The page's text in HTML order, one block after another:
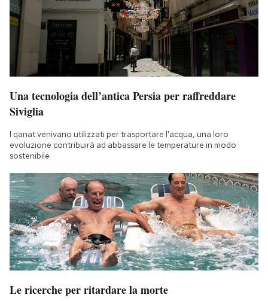
Una tecnologia dell’antica Persia per raffreddare
Siviglia
I qanat venivano utilizzati per trasportare l'acqua, una loro
evoluzione contribuirà ad abbassare le temperature in modo
sostenibile
Le ricerche per ritardare la morte